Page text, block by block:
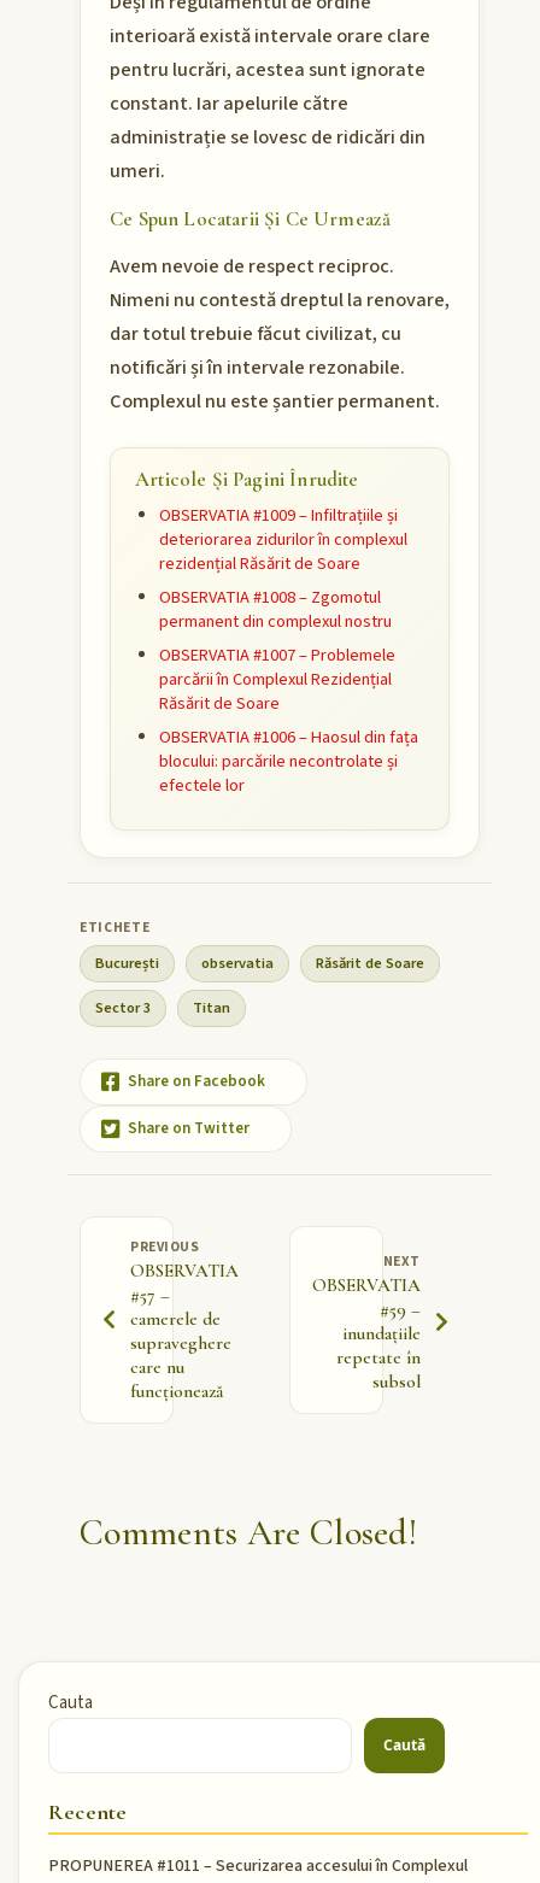
interioară există intervale orare clare
pentru lucrări, acestea sunt ignorate
constant. Iar apelurile către
administrație se lovesc de ridicări din
umeri.
Ce Spun Locatarii Și Ce Urmează
Avem nevoie de respect reciproc.
Nimeni nu contestă dreptul la renovare,
dar totul trebuie făcut civilizat, cu
notificări și în intervale rezonabile.
Complexul nu este șantier permanent.
Articole Și Pagini Înrudite
OBSERVATIA #1009 – Infiltrațiile și
deteriorarea zidurilor în complexul
rezidențial Răsărit de Soare
OBSERVATIA #1008 – Zgomotul
permanent din complexul nostru
OBSERVATIA #1007 – Problemele
parcării în Complexul Rezidențial
Răsărit de Soare
OBSERVATIA #1006 – Haosul din fața
blocului: parcările necontrolate și
efectele lor
București observatia Răsărit de Soare
Sector 3 Titan
Share on Facebook
Share on Twitter
PREVIOUS
OBSERVATIA
#57 –
camerele de
supraveghere
care nu
funcționează
NEXT
OBSERVATIA
#59 –
inundațiile
repetate în
subsol
Comments Are Closed!
Cauta
Caută
Recente
PROPUNEREA #1011 – Securizarea accesului în Complexul